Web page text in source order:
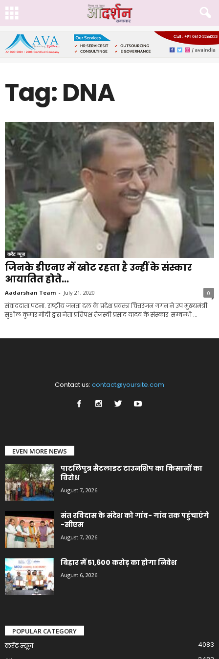
Tag: DNA
करेंट न्यूज़
जिनके डीएनए में खोट रहता है उन्हीं के संस्कार
आयातित होते...
Aadarshan Team - July 21, 2020 0
संवाददाता.पटना. राष्ट्रीय जनता दल के प्रदेश प्रवक्ता चित्तरंजन गगन ने उप मुख्यमंत्री
सुशील कुमार मोदी द्वारा नेता प्रतिपक्ष तेजस्वी प्रसाद यादव के संस्कार सम्बन्धी ...
Contact us: contact@yoursite.com
EVEN MORE NEWS
पाटलिपुत्र सैटलाइट टाउनशिप का किसानों का
विरोध
August 7, 2026
संत रविदास के संदेश को गांव- गांव तक पहुंचाएंगे
-सीएम
August 7, 2026
बिहार में 51,600 करोड़ का होगा निवेश
August 6, 2026
POPULAR CATEGORY
करेंट न्यूज़
4083